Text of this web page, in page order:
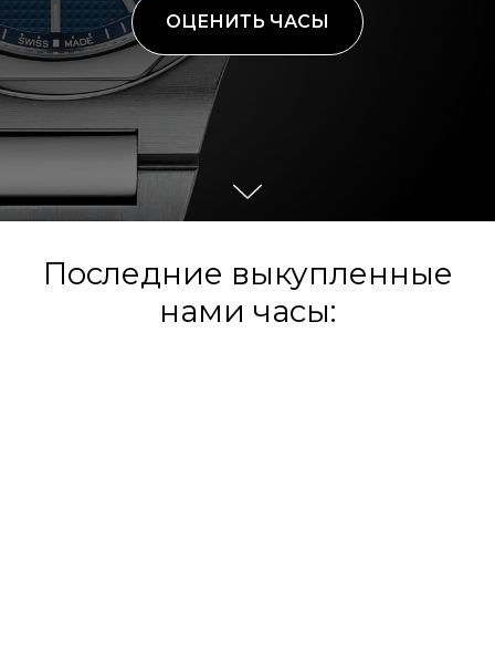
ОЦЕНИТЬ ЧАСЫ
Последние выкупленные
нами часы: